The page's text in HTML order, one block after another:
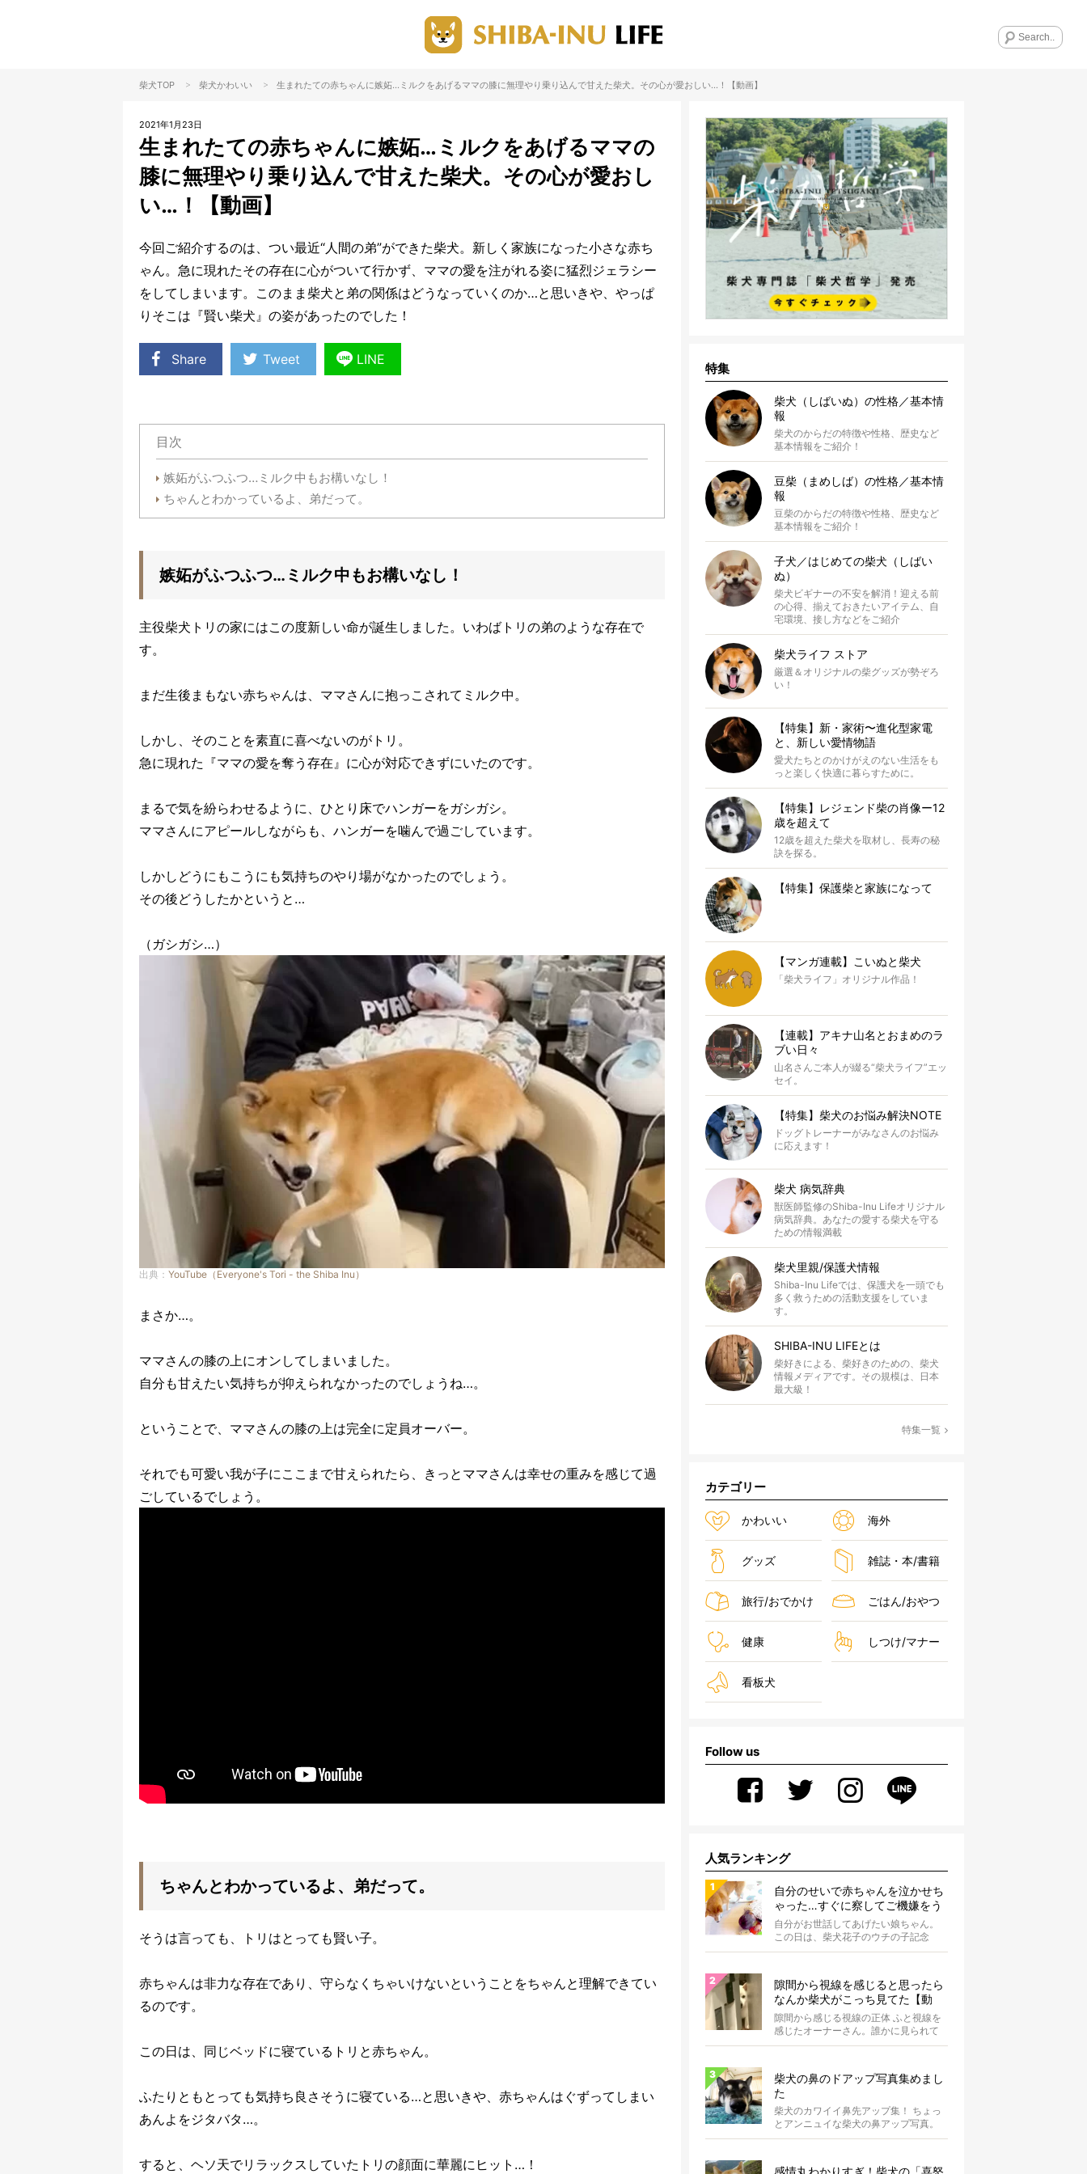
柴犬TOP > 柴犬かわいい > 生まれたての赤ちゃんに嫉妬…ミルクをあげるママの膝に無理やり乗り込んで甘えた柴犬。その心が愛おしい…！【動画】
2021年1月23日
生まれたての赤ちゃんに嫉妬…ミルクをあげるママの
膝に無理やり乗り込んで甘えた柴犬。その心が愛おし
い…！【動画】
今回ご紹介するのは、つい最近“人間の弟”ができた柴犬。新しく家族になった小さな赤ち
ゃん。急に現れたその存在に心がついて行かず、ママの愛を注がれる姿に猛烈ジェラシー
をしてしまいます。このまま柴犬と弟の関係はどうなっていくのか…と思いきや、やっぱ
りそこは『賢い柴犬』の姿があったのでした！
Share Tweet LINE
目次
嫉妬がふつふつ…ミルク中もお構いなし！
ちゃんとわかっているよ、弟だって。
嫉妬がふつふつ…ミルク中もお構いなし！
主役柴犬トリの家にはこの度新しい命が誕生しました。いわばトリの弟のような存在で
す。
まだ生後まもない赤ちゃんは、ママさんに抱っこされてミルク中。
しかし、そのことを素直に喜べないのがトリ。
急に現れた『ママの愛を奪う存在』に心が対応できずにいたのです。
まるで気を紛らわせるように、ひとり床でハンガーをガシガシ。
ママさんにアピールしながらも、ハンガーを噛んで過ごしています。
しかしどうにもこうにも気持ちのやり場がなかったのでしょう。
その後どうしたかというと…
（ガシガシ…）
出典： YouTube（Everyone's Tori - the Shiba Inu）
まさか…。
ママさんの膝の上にオンしてしまいました。
自分も甘えたい気持ちが抑えられなかったのでしょうね…。
ということで、ママさんの膝の上は完全に定員オーバー。
それでも可愛い我が子にここまで甘えられたら、きっとママさんは幸せの重みを感じて過
ごしているでしょう。
ちゃんとわかっているよ、弟だって。
そうは言っても、トリはとっても賢い子。
赤ちゃんは非力な存在であり、守らなくちゃいけないということをちゃんと理解できてい
るのです。
この日は、同じベッドに寝ているトリと赤ちゃん。
ふたりともとっても気持ち良さそうに寝ている…と思いきや、赤ちゃんはぐずってしまい
あんよをジタバタ…。
すると、ヘソ天でリラックスしていたトリの顔面に華麗にヒット…！
特集
柴犬（しばいぬ）の性格／基本情
報
柴犬のからだの特徴や性格、歴史など
基本情報をご紹介！
豆柴（まめしば）の性格／基本情
報
豆柴のからだの特徴や性格、歴史など
基本情報をご紹介！
子犬／はじめての柴犬（しばい
ぬ）
柴犬ビギナーの不安を解消！迎える前
の心得、揃えておきたいアイテム、自
宅環境、接し方などをご紹介
柴犬ライフ ストア
厳選＆オリジナルの柴グッズが勢ぞろ
い！
【特集】新・家術〜進化型家電
と、新しい愛情物語
愛犬たちとのかけがえのない生活をも
っと楽しく快適に暮らすために。
【特集】レジェンド柴の肖像ー12
歳を超えて
12歳を超えた柴犬を取材し、長寿の秘
訣を探る。
【特集】保護柴と家族になって
【マンガ連載】こいぬと柴犬
「柴犬ライフ」オリジナル作品！
【連載】アキナ山名とおまめのラ
ブい日々
山名さんご本人が綴る“柴犬ライフ”エッ
セイ。
【特集】柴犬のお悩み解決NOTE
ドッグトレーナーがみなさんのお悩み
に応えます！
柴犬 病気辞典
獣医師監修のShiba-Inu Lifeオリジナル
病気辞典。あなたの愛する柴犬を守る
ための情報満載
柴犬里親/保護犬情報
Shiba-Inu Lifeでは、保護犬を一頭でも
多く救うための活動支援をしていま
す。
SHIBA-INU LIFEとは
柴好きによる、柴好きのための、柴犬
情報メディアです。その規模は、日本
最大級！
特集一覧
カテゴリー
かわいい 海外
グッズ 雑誌・本/書籍
旅行/おでかけ ごはん/おやつ
健康 しつけ/マナー
看板犬
Follow us
人気ランキング
自分のせいで赤ちゃんを泣かせち
ゃった…すぐに察してご機嫌をう
かがう柴犬の優しさが泣ける【動
画】
自分がお世話してあげたい娘ちゃん。
この日は、柴犬花子のウチの子記念
日。ということで、オーナーさんはご
隙間から視線を感じると思ったら
なんか柴犬がこっち見てた【動
画】
隙間から感じる視線の正体 ふと視線を
感じたオーナーさん。誰かに見られて
いる気がするのです。 まさ...
柴犬の鼻のドアップ写真集めまし
た
柴犬のカワイイ鼻先アップ集！ ちょっ
とアンニュイな柴犬の鼻アップ写真。
何やら物思いにふけっているようで